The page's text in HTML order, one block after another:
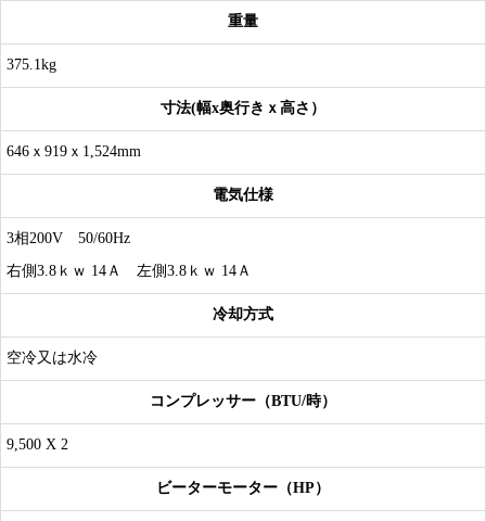
重量
375.1kg
寸法(幅x奥行きｘ高さ）
646ｘ919ｘ1,524mm
電気仕様
3相200V 50/60Hz
右側3.8ｋｗ 14Ａ 左側3.8ｋｗ 14Ａ
冷却方式
空冷又は水冷
コンプレッサー（BTU/時）
9,500 X 2
ビーターモーター（HP）